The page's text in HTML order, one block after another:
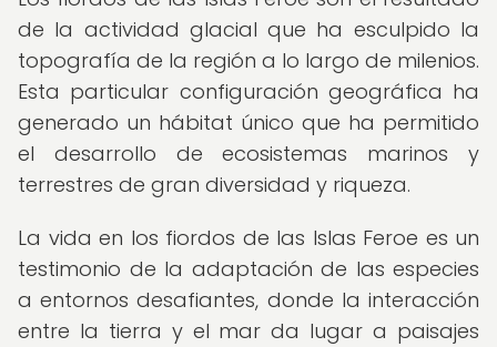
de la actividad glacial que ha esculpido la
topografía de la región a lo largo de milenios.
Esta particular configuración geográfica ha
generado un hábitat único que ha permitido
el desarrollo de ecosistemas marinos y
terrestres de gran diversidad y riqueza.
La vida en los fiordos de las Islas Feroe es un
testimonio de la adaptación de las especies
a entornos desafiantes, donde la interacción
entre la tierra y el mar da lugar a paisajes